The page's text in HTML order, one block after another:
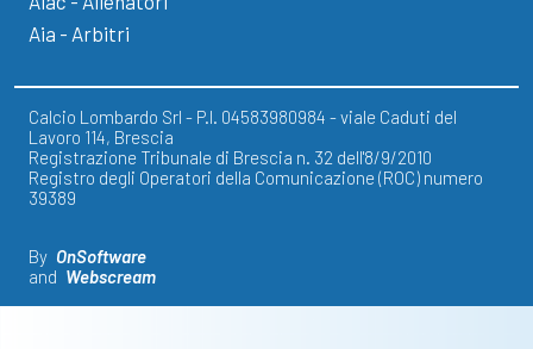
Aia - Arbitri
Calcio Lombardo Srl - P.I. 04583980984 - viale Caduti del
Lavoro 114, Brescia
Registrazione Tribunale di Brescia n. 32 dell'8/9/2010
Registro degli Operatori della Comunicazione (ROC) numero
39389
By OnSoftware
and Webscream